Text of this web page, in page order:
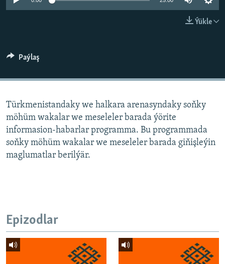
Ýükle
Paýlaş
Türkmenistandaky we halkara arenasyndaky soňky
möhüm wakalar we meseleler barada ýörite
informasion-habarlar programma. Bu programmada
soňky möhüm wakalar we meseleler barada giňişleýin
maglumatlar berilýär.
Epizodlar